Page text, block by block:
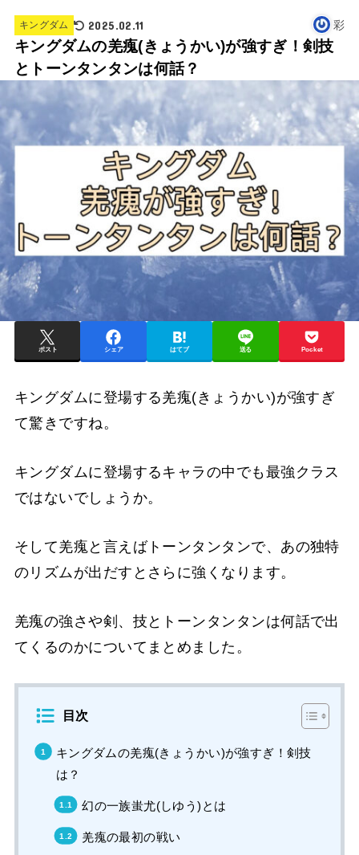
キングダム 2025.02.11 彩
キングダムの羌瘣(きょうかい)が強すぎ！剣技
とトーンタンタンは何話？
ポスト シェア はてブ 送る Pocket
キングダムに登場する羌瘣(きょうかい)が強すぎ
て驚きですね。
キングダムに登場するキャラの中でも最強クラス
ではないでしょうか。
そして羌瘣と言えばトーンタンタンで、あの独特
のリズムが出だすとさらに強くなります。
羌瘣の強さや剣、技とトーンタンタンは何話で出
てくるのかについてまとめました。
目次
キングダムの羌瘣(きょうかい)が強すぎ！剣技
は？
幻の一族蚩尤(しゆう)とは
羌瘣の最初の戦い